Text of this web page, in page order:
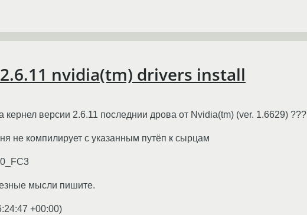
nvidia(tm) drivers install
кернел версии 2.6.11 последнии дрова от Nvidia(tm) (ver. 1.6629) ???
не компилирует с указанным путёп к сырцам
мысли пишите.
+00:00)